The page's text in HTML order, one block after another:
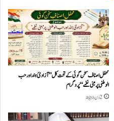
محفل اصناف سخن گوئی کے تحت کل ”آزادئ ہند اور حب
الوطنی پر مبنی نغمے“پروگرام
2 دن ago